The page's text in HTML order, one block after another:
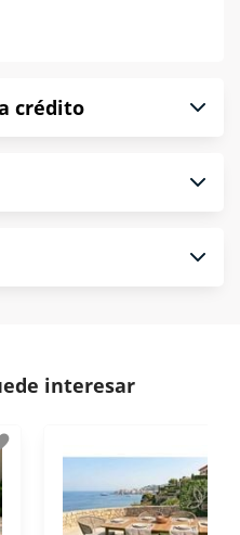
crédito
compra generas el
conforme a
a fin.
SSL y Encriptación 3D.
de Ética de la
(AIMX).
de socios Activos de
interesar